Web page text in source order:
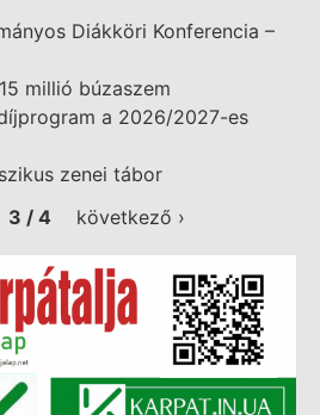
Diákköri Konferencia –
millió búzaszem
a 2026/2027-es
zenei tábor
3 / 4 következő ›